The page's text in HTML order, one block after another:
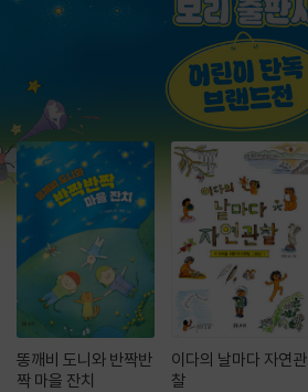
똥깨비 도니와 반짝반
짝 마을 잔치
이다의 날마다 자연관
찰